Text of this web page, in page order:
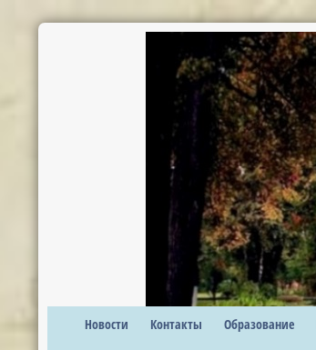
Новости Контакты Образование